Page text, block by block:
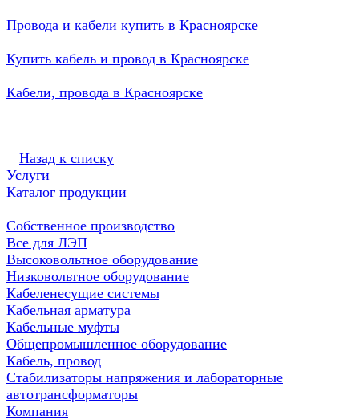
Провода и кабели купить в Красноярске
Купить кабель и провод в Красноярске
Кабели, провода в Красноярске
Назад к списку
Услуги
Каталог продукции
Собственное производство
Все для ЛЭП
Высоковольтное оборудование
Низковольтное оборудование
Кабеленесущие системы
Кабельная арматура
Кабельные муфты
Общепромышленное оборудование
Кабель, провод
Стабилизаторы напряжения и лабораторные
автотрансформаторы
Компания